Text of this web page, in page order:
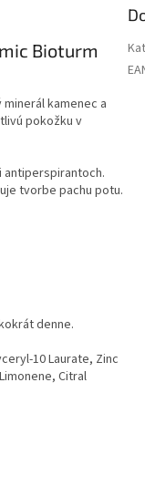
Bioturm
kamenec a
pokožku v
antiperspirantoch.
tvorbe pachu potu.
denne.
10 Laurate, Zinc
Citral